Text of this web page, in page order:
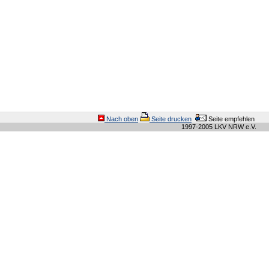
Nach oben Seite drucken
Seite empfehlen
1997-2005 LKV NRW e.V.